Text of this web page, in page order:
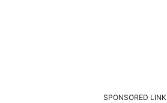
SPONSORED LINK